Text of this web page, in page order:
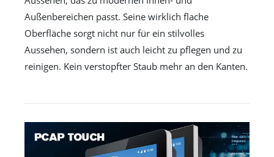
Außenbereichen passt. Seine wirklich flache
Oberfläche sorgt nicht nur für ein stilvolles
Aussehen, sondern ist auch leicht zu pflegen und zu
reinigen. Kein verstopfter Staub mehr an den Kanten.